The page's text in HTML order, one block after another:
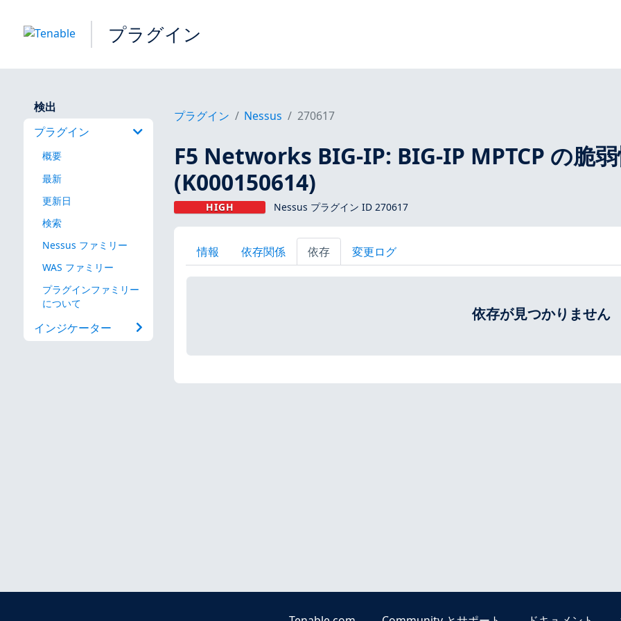
プラグイン
検出
プラグイン
概要
最新
更新日
検索
Nessus ファミリー
WAS ファミリー
プラグインファミリー
について
インジケーター
プラグイン Nessus 270617
F5 Networks BIG-IP: BIG-IP MPTCP の脆
(K000150614)
HIGH Nessus プラグイン ID 270617
情報 依存関係 依存 変更ログ
依存が見つかりません